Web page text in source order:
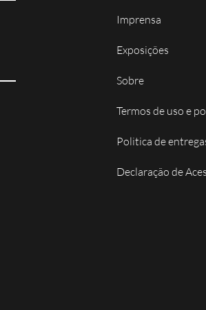
Imprensa
Exposições
Sobre
Termos de uso e
Politica de
Declaração de